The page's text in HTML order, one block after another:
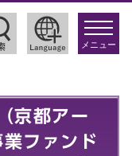
toggle
メニュー
都アー
業ファンド